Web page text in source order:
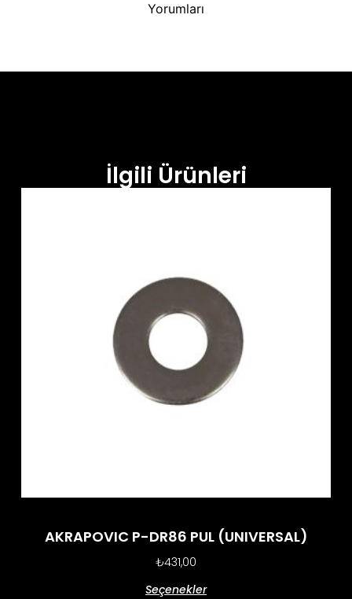
Yorumları
İlgili Ürünleri
AKRAPOVIC P-DR86 PUL (UNIVERSAL)
₺431,00
Seçenekler